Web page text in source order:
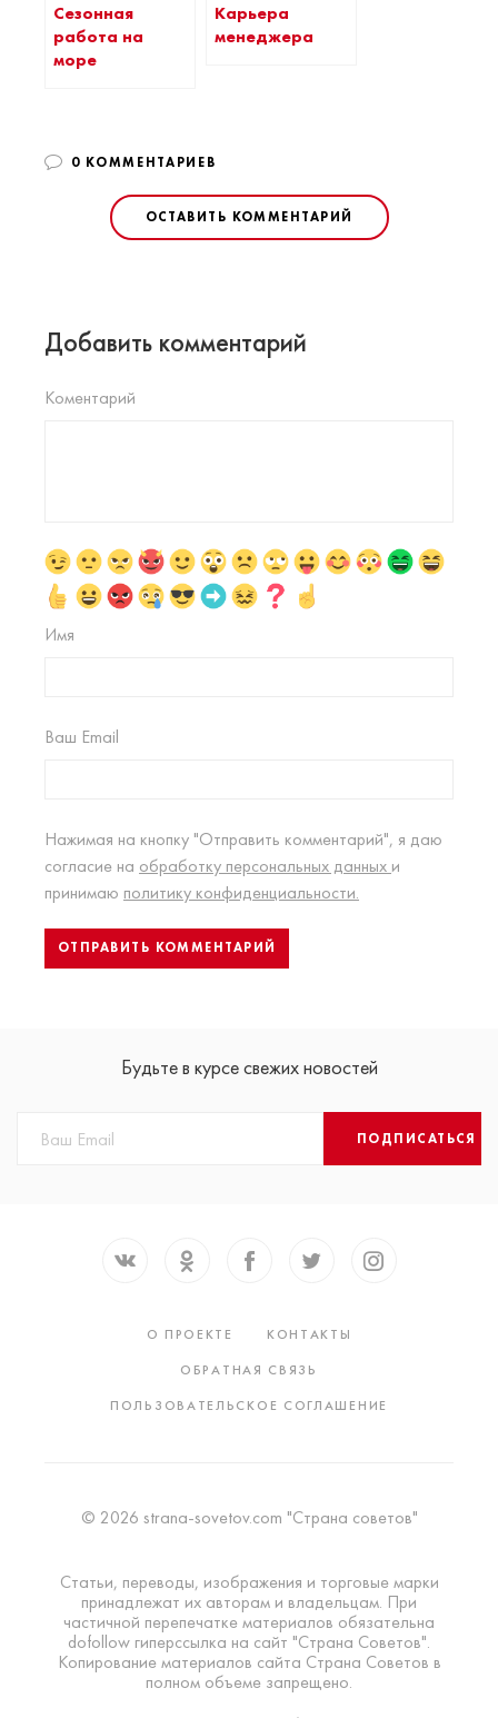
Сезонная
работа на
море
Карьера
менеджера
0 КОММЕНТАРИЕВ
ОСТАВИТЬ КОММЕНТАРИЙ
Добавить комментарий
Коментарий
Имя
Ваш Email
Нажимая на кнопку "Отправить комментарий", я даю
согласие на обработку персональных данных и
принимаю политику конфиденциальности.
Будьте в курсе свежих новостей
ПОДПИСАТЬСЯ
О ПРОЕКТЕ
КОНТАКТЫ
ОБРАТНАЯ СВЯЗЬ
ПОЛЬЗОВАТЕЛЬСКОЕ СОГЛАШЕНИЕ
© 2026 strana-sovetov.com "Страна советов"
Статьи, переводы, изображения и торговые марки
принадлежат их авторам и владельцам. При
частичной перепечатке материалов обязательна
dofollow гиперссылка на сайт "Страна Советов".
Копирование материалов сайта Страна Советов в
полном объеме запрещено.